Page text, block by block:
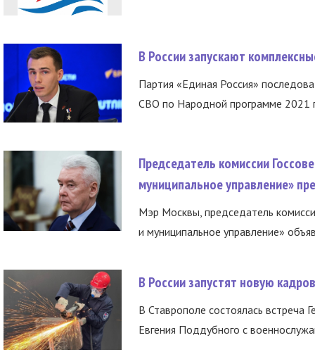
В России запускают
Партия «Единая Россия»
СВО по Народной программе 2021
Председатель комиссии
муниципальное управление»
Мэр Москвы, председатель
и муниципальное управление»
В России запустят новую
В Ставрополе состоялась встреча
Евгения Поддубного с